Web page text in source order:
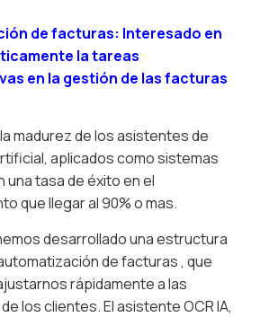
de facturas: Interesado en
la tareas
en la gestión de las facturas
madurez de los asistentes de
aplicados como sistemas
una tasa de éxito en el
que llegar al 90% o mas.
desarrollado una estructura
de facturas , que
rápidamente a las
los clientes. El asistente OCR IA,